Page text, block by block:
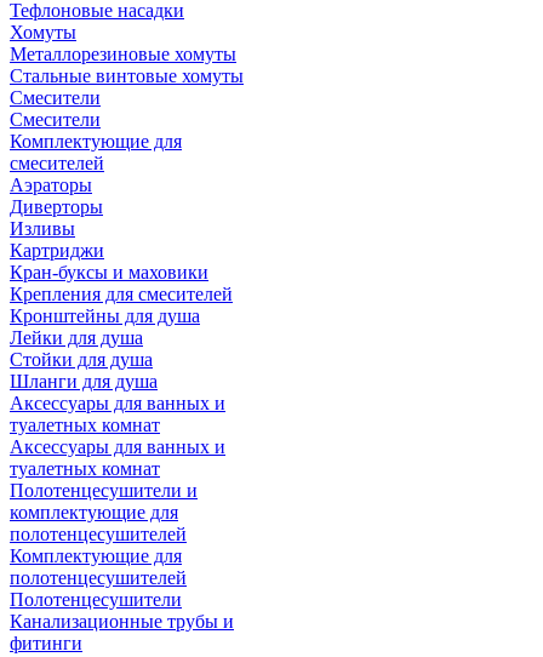
Тефлоновые насадки
Хомуты
Металлорезиновые хомуты
Стальные винтовые хомуты
Смесители
Смесители
Комплектующие для
смесителей
Аэраторы
Диверторы
Изливы
Картриджи
Кран-буксы и маховики
Крепления для смесителей
Кронштейны для душа
Лейки для душа
Стойки для душа
Шланги для душа
Аксессуары для ванных и
туалетных комнат
Аксессуары для ванных и
туалетных комнат
Полотенцесушители и
комплектующие для
полотенцесушителей
Комплектующие для
полотенцесушителей
Полотенцесушители
Канализационные трубы и
фитинги